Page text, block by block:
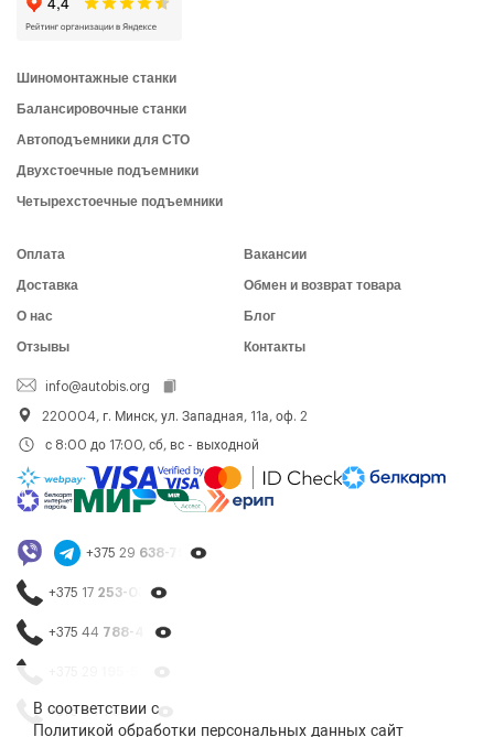
В соответствии с
Политикой обработки персональных данных сайт
Шиномонтажные станки
Балансировочные станки
Автоподъемники для СТО
Двухстоечные подъемники
Четырехстоечные подъемники
Оплата
Доставка
О нас
Отзывы
Вакансии
Обмен и возврат товара
Блог
Контакты
info@autobis.org
220004, г. Минск, ул. Западная, 11а, оф. 2
с 8:00 до 17:00, сб, вс - выходной
+375 29 638-79-23
+375 17 253-03-26
+375 44 788-40-13
+375 44 788-25-99